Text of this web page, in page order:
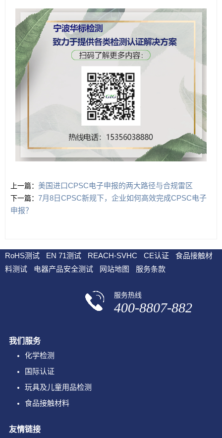
上一篇： 美国进口CPSC电子申报的两大路径与合规雷区
下一篇： 7月8日CPSC新规下，企业如何高效完成CPSC电子
申报？
RoHS测试 EN 71测试 REACH-SVHC CE认证
食品接触材
料测试
电器产品安全测试 网站地图 服务条款
服务热线
400-8807-882
我们服务
化学检测
国际认证
玩具及儿童用品检测
食品接触材料
友情链接